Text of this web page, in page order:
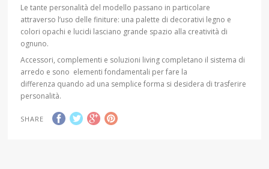
Le tante personalità del modello passano in particolare
attraverso l’uso delle finiture: una palette di decorativi legno e
colori opachi e lucidi lasciano grande spazio alla creatività di
ognuno.
Accessori, complementi e soluzioni living completano il sistema di
arredo e sono elementi fondamentali per fare la
differenza quando ad una semplice forma si desidera di trasferire
personalità.
SHARE